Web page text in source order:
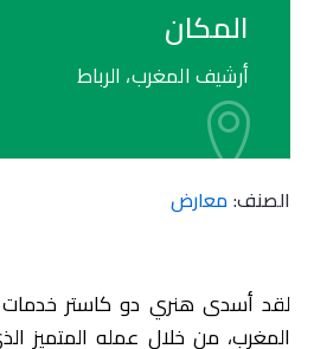
المكان
أرشيف المغرب، الرباط
الصنف: معارض
لقد أسدى هنري دو كاستر خدمات
المغرب، من خلال عمله المتميز